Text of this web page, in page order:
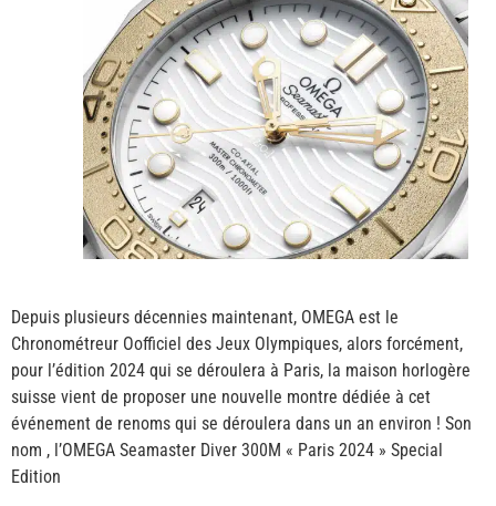
Depuis plusieurs décennies maintenant, OMEGA est le
Chronométreur Oofficiel des Jeux Olympiques, alors forcément,
pour l’édition 2024 qui se déroulera à Paris, la maison horlogère
suisse vient de proposer une nouvelle montre dédiée à cet
événement de renoms qui se déroulera dans un an environ ! Son
nom , l’OMEGA Seamaster Diver 300M « Paris 2024 » Special
Edition